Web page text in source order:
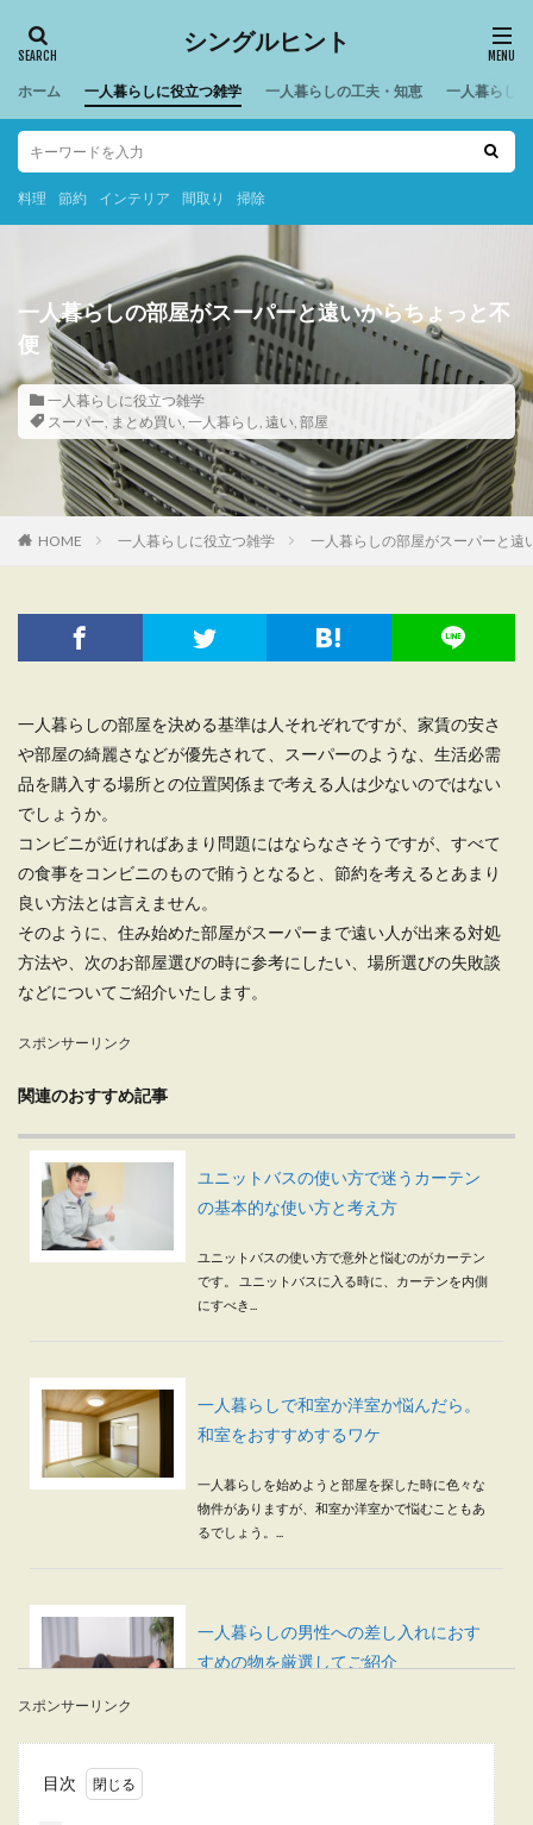
シングルヒント
ホーム 一人暮らしに役立つ雑学 一人暮らしの工夫・知恵 一人暮らし
料理 節約 インテリア 間取り 掃除
一人暮らしの部屋がスーパーと遠いからちょっと不
便
一人暮らしに役立つ雑学
スーパー, まとめ買い, 一人暮らし, 遠い, 部屋
HOME 一人暮らしに役立つ雑学 一人暮らしの部屋がスーパーと遠
一人暮らしの部屋を決める基準は人それぞれですが、家賃の安さ
や部屋の綺麗さなどが優先されて、スーパーのような、生活必需
品を購入する場所との位置関係まで考える人は少ないのではない
でしょうか。
コンビニが近ければあまり問題にはならなさそうですが、すべて
の食事をコンビニのもので賄うとなると、節約を考えるとあまり
良い方法とは言えません。
そのように、住み始めた部屋がスーパーまで遠い人が出来る対処
方法や、次のお部屋選びの時に参考にしたい、場所選びの失敗談
などについてご紹介いたします。
スポンサーリンク
関連のおすすめ記事
ユニットバスの使い方で迷うカーテン
の基本的な使い方と考え方
ユニットバスの使い方で意外と悩むのがカーテン
です。 ユニットバスに入る時に、カーテンを内側
にすべき...
一人暮らしで和室か洋室か悩んだら。
和室をおすすめするワケ
一人暮らしを始めようと部屋を探した時に色々な
物件がありますが、和室か洋室かで悩むこともあ
るでしょう。...
一人暮らしの男性への差し入れにおす
すめの物を厳選してご紹介
スポンサーリンク
目次